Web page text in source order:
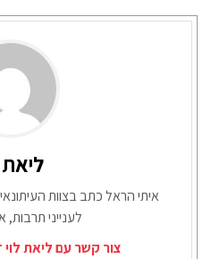
ליאת
איתי הראל כתב בצוות
לענייני תרבות,
צור קשר עם ליאת